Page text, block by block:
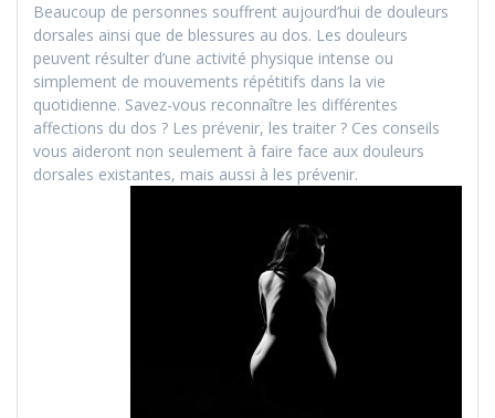
Beaucoup de personnes souffrent aujourd’hui de douleurs
dorsales ainsi que de blessures au dos. Les douleurs
peuvent résulter d’une activité physique intense ou
simplement de mouvements répétitifs dans la vie
quotidienne. Savez-vous reconnaître les différentes
affections du dos ? Les prévenir, les traiter ? Ces conseils
vous aideront non seulement à faire face aux douleurs
dorsales existantes, mais aussi à les prévenir.